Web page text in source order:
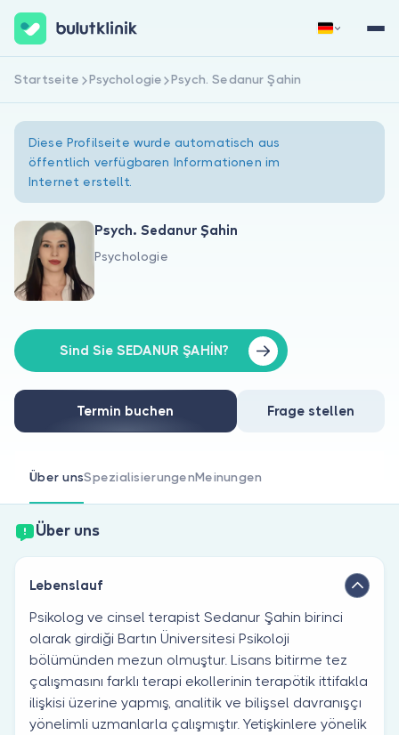
Über uns
Für Patienten
Für Ärzte
Jetzt registrieren Anmelden
Startseite Psychologie Psych. Sedanur Şahin
Diese Profilseite wurde automatisch aus
öffentlich verfügbaren Informationen im
Internet erstellt.
Psych. Sedanur Şahin
Psychologie
Sind Sie SEDANUR ŞAHİN?
Termin buchen Frage stellen
Über unsSpezialisierungenMeinungen
Über uns
Lebenslauf
Psikolog ve cinsel terapist Sedanur Şahin birinci
olarak girdiği Bartın Üniversitesi Psikoloji
bölümünden mezun olmuştur. Lisans bitirme tez
çalışmasını farklı terapi ekollerinin terapötik ittifakla
ilişkisi üzerine yapmış, analitik ve bilişsel davranışçı
yönelimli uzmanlarla çalışmıştır. Yetişkinlere yönelik